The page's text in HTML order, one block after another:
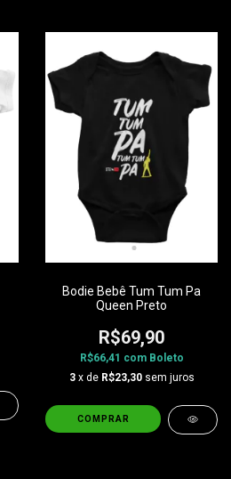
Bodie Bebê Tum Tum Pa
Queen Preto
R$69,90
R$66,41 com Boleto
3 x de R$23,30 sem juros
COMPRAR